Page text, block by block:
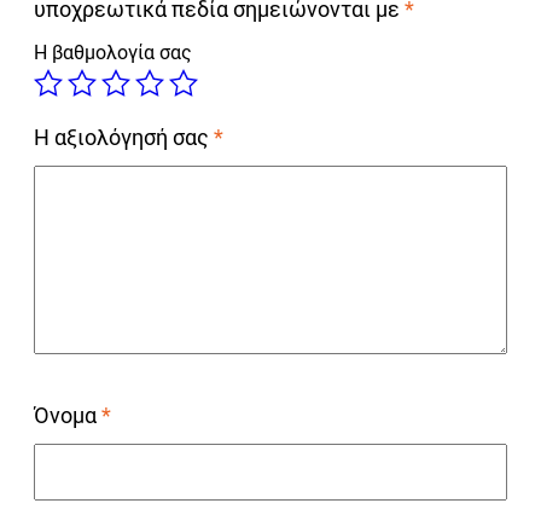
υποχρεωτικά πεδία σημειώνονται με *
Η βαθμολογία σας
Η αξιολόγησή σας *
Όνομα*